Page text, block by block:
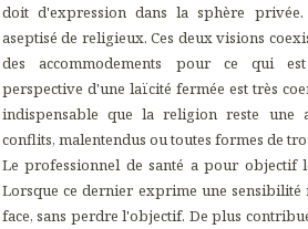
doit d'expression dans la sphère
aseptisé de religieux. Ces deux visions
des accommodements pour ce qui
perspective d'une laïcité fermée est très
indispensable que la religion reste
conflits, malentendus ou toutes formes de
Le professionnel de santé a pour objectif
Lorsque ce dernier exprime une sensibilité
face, sans perdre l'objectif. De plus